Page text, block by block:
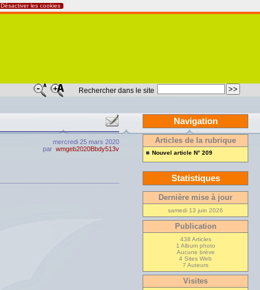
Désactiver les cookies
Rechercher dans le site
mercredi 25 mars 2020
par wmgeb2020Bbdy513v
Navigation
Articles de la rubrique
Nouvel article N° 209
Statistiques
Dernière mise à jour
samedi 13 juin 2026
Publication
438 Articles
1 Album photo
Aucune brève
4 Sites Web
7 Auteurs
Visites